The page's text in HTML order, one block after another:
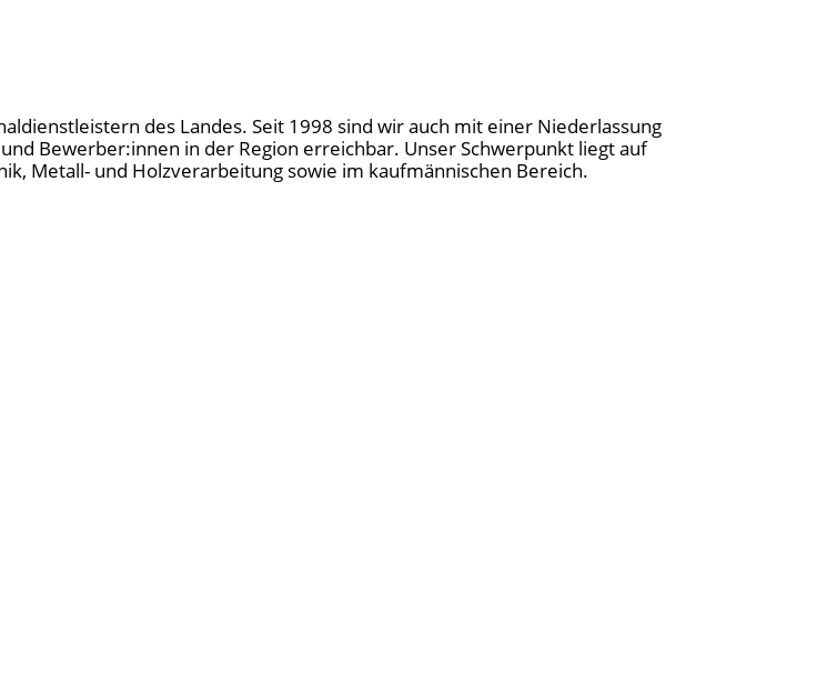
des Landes. Seit 1998 sind wir auch mit einer Niederlassung
Bewerber:innen in der Region erreichbar. Unser Schwerpunkt liegt auf
Metall- und Holzverarbeitung sowie im kaufmännischen Bereich.